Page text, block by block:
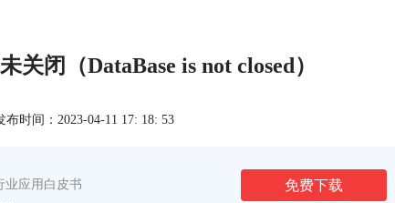
关闭（DataBase is not closed）
布时间：2023-04-11 17: 18: 53
业应用白皮书
免费下载